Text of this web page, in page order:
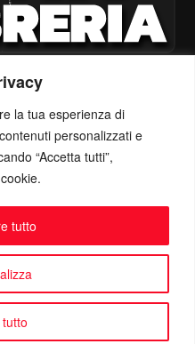
la tua esperienza di
personalizzati e
“Accetta tutti”,
tutto